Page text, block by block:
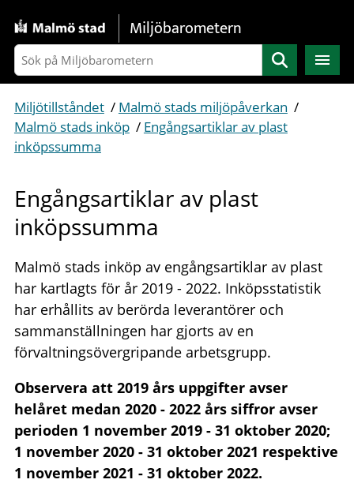
Gå direkt till sidans innehåll
Miljöbarometern
Sök
Miljötillståndet / Malmö stads miljöpåverkan /
Malmö stads inköp / Engångsartiklar av plast
inköpssumma
Engångsartiklar av plast
inköpssumma
Malmö stads inköp av engångsartiklar av plast
har kartlagts för år 2019 - 2022. Inköpsstatistik
har erhållits av berörda leverantörer och
sammanställningen har gjorts av en
förvaltningsövergripande arbetsgrupp.
Observera att 2019 års uppgifter avser
helåret medan 2020 - 2022 års siffror avser
perioden 1 november 2019 - 31 oktober 2020;
1 november 2020 - 31 oktober 2021 respektive
1 november 2021 - 31 oktober 2022.